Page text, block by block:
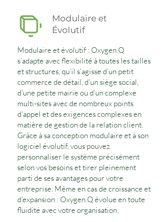
Modulaire et
Évolutif
Modulaire et évolutif : Oxygen.Q
s’adapte avec flexibilité à toutes les tailles
et structures, qu’il s’agisse d’un petit
commerce de détail, d’un siège social,
d’une petite mairie ou d’un complexe
multi-sites avec de nombreux points
d’appel et des exigences complexes en
matière de gestion de la relation client.
Grâce à sa conception modulaire et à son
logiciel évolutif, vous pouvez
personnaliser le système précisément
selon vos besoins et tirer pleinement
parti de ses avantages pour votre
entreprise. Même en cas de croissance et
d’expansion : Oxygen.Q évolue en toute
fluidité avec votre organisation.